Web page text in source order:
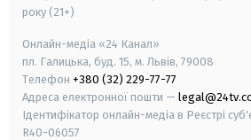
року (21+)
Онлайн-медіа «24 Канал»
пл. Галицька, буд. 15, м. Львів, 79008
Телефон +380 (32) 229-77-77
Адреса електронної пошти —
Ідентифікатор онлайн-медіа в Реєстрі
R40-06057